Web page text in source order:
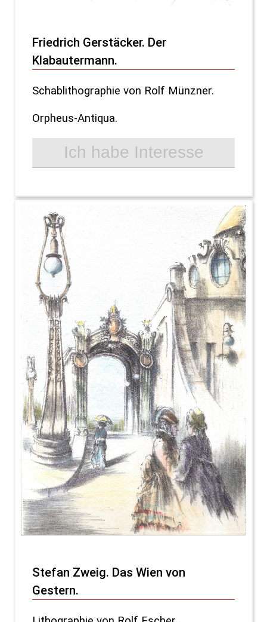
Friedrich Gerstäcker. Der
Klabautermann.
Schablithographie von Rolf Münzner.
Orpheus-Antiqua.
Stefan Zweig. Das Wien von
Gestern.